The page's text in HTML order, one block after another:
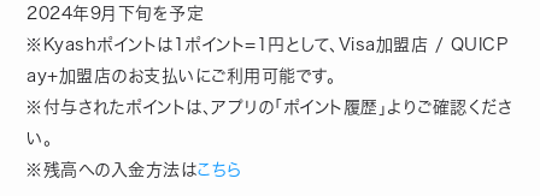
2024年9月下旬を予定
※Kyashポイントは1ポイント=1円として、Visa加盟店 / QUICP
ay+加盟店のお支払いにご利用可能です。
※付与されたポイントは、アプリの「ポイント履歴」よりご確認くださ
い。
※残高への入金方法はこちら